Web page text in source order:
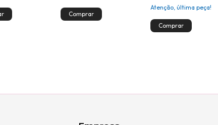
Atenção, última peça!